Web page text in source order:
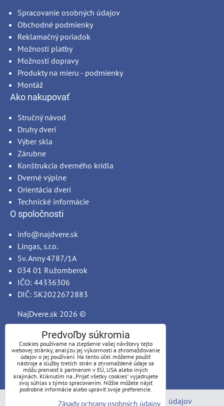
Spracovanie osobných údajov
Obchodné podmienky
Reklamačný poriadok
Možnosti platby
Možnosti dopravy
Produkty na mieru - podmienky
Montáž
Ako nakupovať
Stručný návod
Druhy dverí
Výber skla
Zárubne
Konštrukcia dverného krídla
Dverné výplne
Orientácia dverí
Technické informácie
O spoločnosti
info@najdvere.sk
Lingas, s.r.o.
Sv. Anny 4787/1A
034 01 Ružomberok
IČO: 44336306
DIČ: SK2022672883
NajDvere.sk 2026 ©
Predvoľby súkromia Zásady ochrany osobných údajov
Predvoľby súkromia
Cookies používame na zlepšenie vašej návštevy tejto
webovej stránky, analýzu jej výkonnosti a zhromažďovanie
údajov o jej používaní. Na tento účel môžeme použiť
nástroje a služby tretích strán a zhromaždené údaje sa
môžu preniesť k partnerom v EÚ, USA alebo iných
krajinách. Kliknutím na „Prijať všetky cookies“ vyjadrujete
svoj súhlas s týmto spracovaním. Nižšie môžete nájsť
podrobné informácie alebo upraviť svoje preferencie.
Zásady ochrany osobných údajov